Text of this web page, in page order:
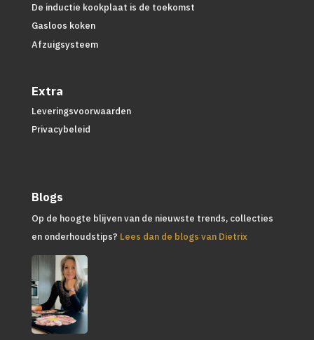
De inductie kookplaat is de toekomst
Gasloos koken
Afzuigsysteem
Extra
Leveringsvoorwaarden
Privacybeleid
Blogs
Op de hoogte blijven van de nieuwste trends, collecties
en onderhoudstips? Lees dan de blogs van Dietrix